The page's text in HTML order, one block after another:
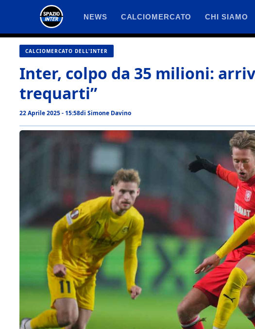
contenuto
NEWS CALCIOMERCATO CHI SIAMO
CALCIOMERCATO DELL'INTER
Inter, colpo da 35 milioni:
trequarti”
22 Aprile 2025 - 15:58di Simone Davino